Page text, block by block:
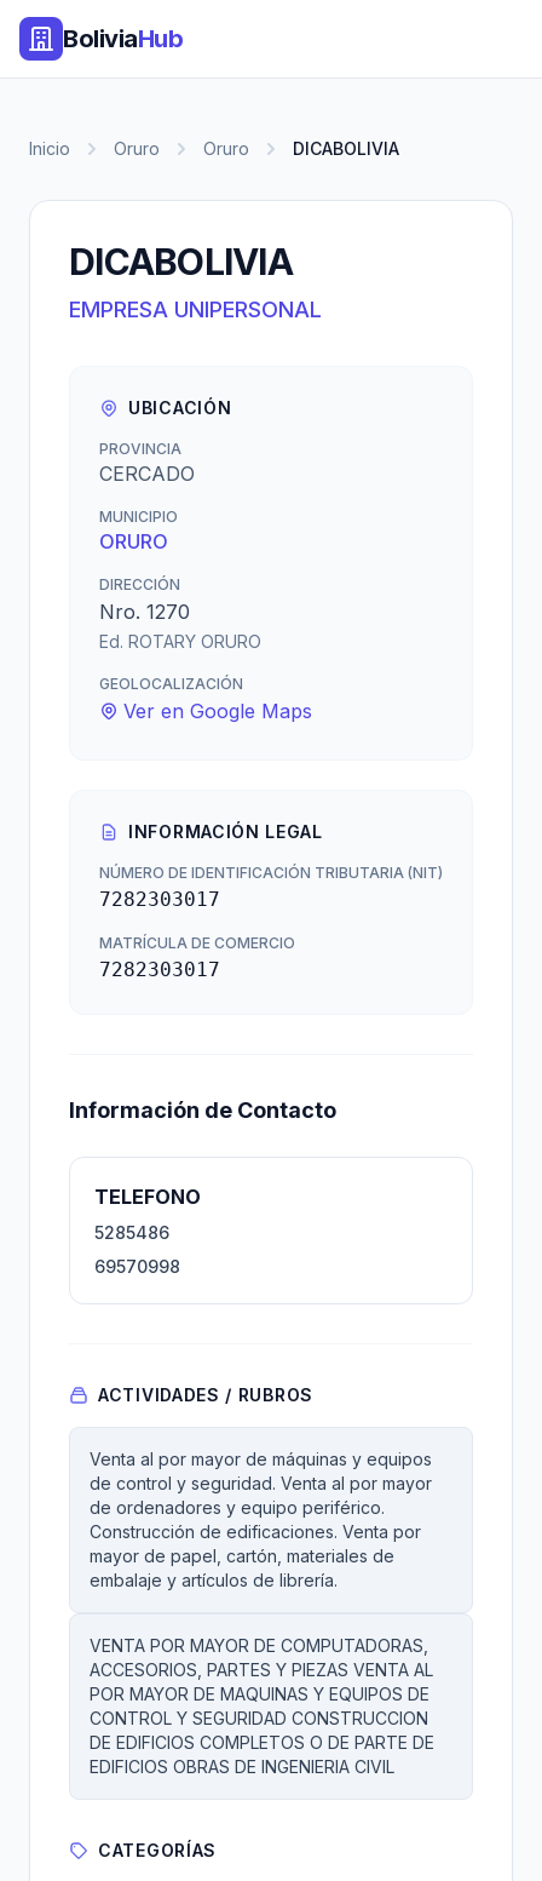
BoliviaHub
Inicio Oruro Oruro DICABOLIVIA
DICABOLIVIA
EMPRESA UNIPERSONAL
UBICACIÓN
PROVINCIA
CERCADO
MUNICIPIO
ORURO
DIRECCIÓN
Nro. 1270
Ed. ROTARY ORURO
GEOLOCALIZACIÓN
Ver en Google Maps
INFORMACIÓN LEGAL
NÚMERO DE IDENTIFICACIÓN TRIBUTARIA (NIT)
7282303017
MATRÍCULA DE COMERCIO
7282303017
Información de Contacto
TELEFONO
5285486
69570998
ACTIVIDADES / RUBROS
Venta al por mayor de máquinas y equipos
de control y seguridad. Venta al por mayor
de ordenadores y equipo periférico.
Construcción de edificaciones. Venta por
mayor de papel, cartón, materiales de
embalaje y artículos de librería.
VENTA POR MAYOR DE COMPUTADORAS,
ACCESORIOS, PARTES Y PIEZAS VENTA AL
POR MAYOR DE MAQUINAS Y EQUIPOS DE
CONTROL Y SEGURIDAD CONSTRUCCION
DE EDIFICIOS COMPLETOS O DE PARTE DE
EDIFICIOS OBRAS DE INGENIERIA CIVIL
CATEGORÍAS